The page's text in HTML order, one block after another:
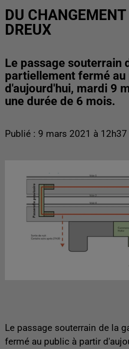
DU
DREUX
Le passage souterrain
partiellement fermé
d'aujourd'hui, mardi 9
une durée de 6 mois.
Publié : 9 mars 2021 à 12h37
Le passage souterrain de la
fermé au public à partir